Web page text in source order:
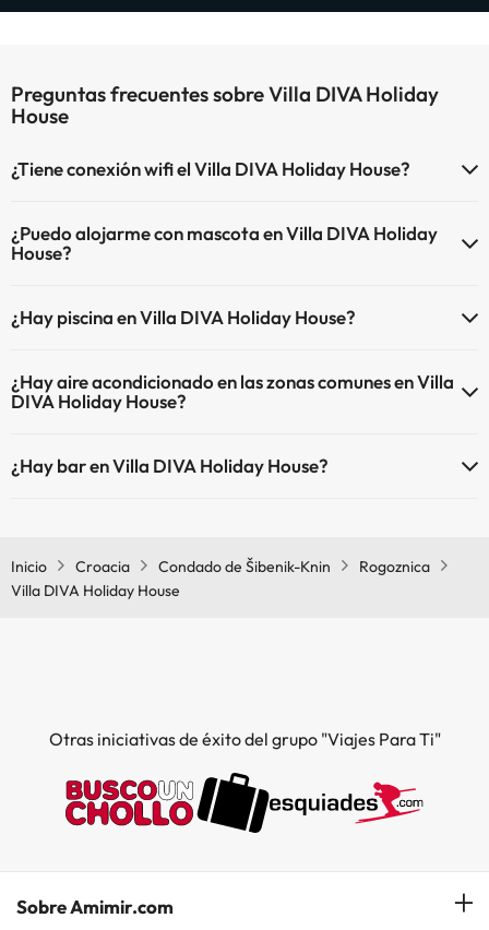
Preguntas frecuentes sobre Villa DIVA Holiday
House
¿Tiene conexión wifi el Villa DIVA Holiday House?
¿Puedo alojarme con mascota en Villa DIVA Holiday
House?
¿Hay piscina en Villa DIVA Holiday House?
pago) Aquí tienes más info sobre la piscina y otras instalaciones.
¿Hay aire acondicionado en las zonas comunes en Villa
DIVA Holiday House?
comunes.
¿Hay bar en Villa DIVA Holiday House?
Inicio Croacia Condado de Šibenik-Knin
Rogoznica
Villa DIVA Holiday House
Otras iniciativas de éxito del grupo "Viajes Para Ti"
Sobre Amimir.com